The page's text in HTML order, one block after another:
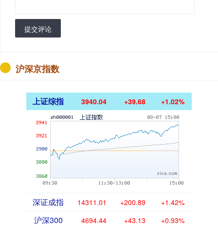
提交评论
沪深京指数
上证综指 3940.04 +39.68 +1.02%
深证成指 14311.01 +200.89 +1.42%
沪深300 4694.44 +43.13 +0.93%